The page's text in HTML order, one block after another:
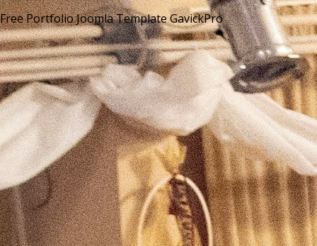
Free Portfolio Joomla Template GavickPro